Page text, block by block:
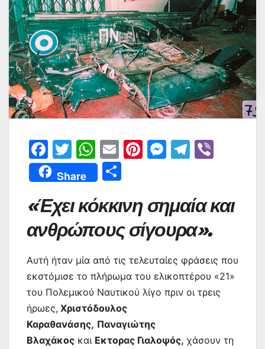
F
a
c
e
b
o
o
k
T
w
itt
er
W
h
at
s
A
p
p
E
m
ai
l
Pi
e
st
M
s
e
n
g
er
T
gr
a
m
Share
ρ
α
σ
τε
ίτ
ε
«Έχει κόκκινη σημαία και
ανθρώπους σίγουρα».
Αυτή ήταν μία από τις τελευταίες φράσεις που
εκστόμισε το πλήρωμα του ελικοπτέρου «21»
του Πολεμικού Ναυτικού λίγο πριν οι τρεις
ήρωες, Χριστόδουλος
Καραθανάσης, Παναγιώτης
Βλαχάκος και Εκτορας Γιαλοψός, χάσουν τη